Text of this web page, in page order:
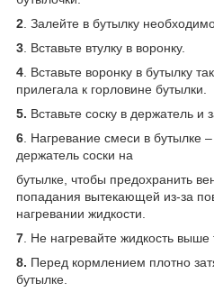
2. Залейте в бутылку
3. Вставьте втулку в воронку.
4. Вставьте воронку в бутылку
прилегала к горловине бутылки.
5. Вставьте соску в держатель и
6. Нагревание смеси в бутылке
держатель соски на
бутылке, чтобы предохранить
попадания вытекающей из-за
нагревании жидкости.
7. Не нагревайте жидкость
8. Перед кормлением плотно
бутылке.